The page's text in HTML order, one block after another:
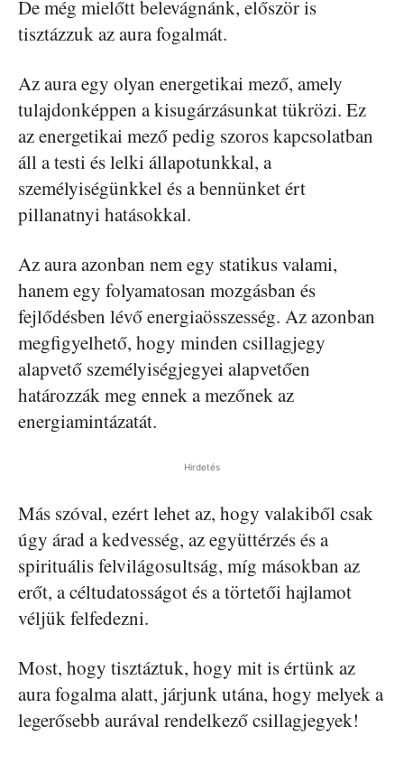
De még mielőtt belevágnánk, először is
tisztázzuk az aura fogalmát.
Az aura egy olyan energetikai mező, amely
tulajdonképpen a kisugárzásunkat tükrözi. Ez
az energetikai mező pedig szoros kapcsolatban
áll a testi és lelki állapotunkkal, a
személyiségünkkel és a bennünket ért
pillanatnyi hatásokkal.
Az aura azonban nem egy statikus valami,
hanem egy folyamatosan mozgásban és
fejlődésben lévő energiaösszesség. Az azonban
megfigyelhető, hogy minden csillagjegy
alapvető személyiségjegyei alapvetően
határozzák meg ennek a mezőnek az
energiamintázatát.
Hirdetés
Más szóval, ezért lehet az, hogy valakiből csak
úgy árad a kedvesség, az együttérzés és a
spirituális felvilágosultság, míg másokban az
erőt, a céltudatosságot és a törtetői hajlamot
véljük felfedezni.
Most, hogy tisztáztuk, hogy mit is értünk az
aura fogalma alatt, járjunk utána, hogy melyek a
legerősebb aurával rendelkező csillagjegyek!